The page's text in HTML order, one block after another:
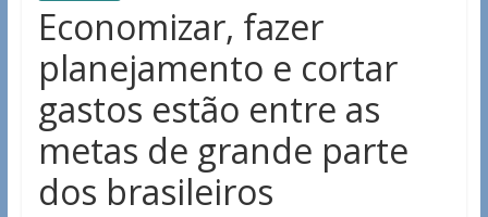
Guaxupé
região.
Economizar, fazer
planejamento e cortar
gastos estão entre as
metas de grande parte
dos brasileiros